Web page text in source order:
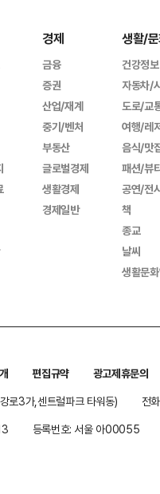
경제
금융
증권
산업/재계
중기/벤처
부동산
글로벌경제
생활경제
경제일반
생활/
건강정보
자동차/
도로/교
여행/레
음식/맛
패션/뷰
공연/전
책
종교
날씨
생활문
편집규약
광고제휴문의
로3가,센트럴파크 타워동)
전
등록번호: 서울 아00055